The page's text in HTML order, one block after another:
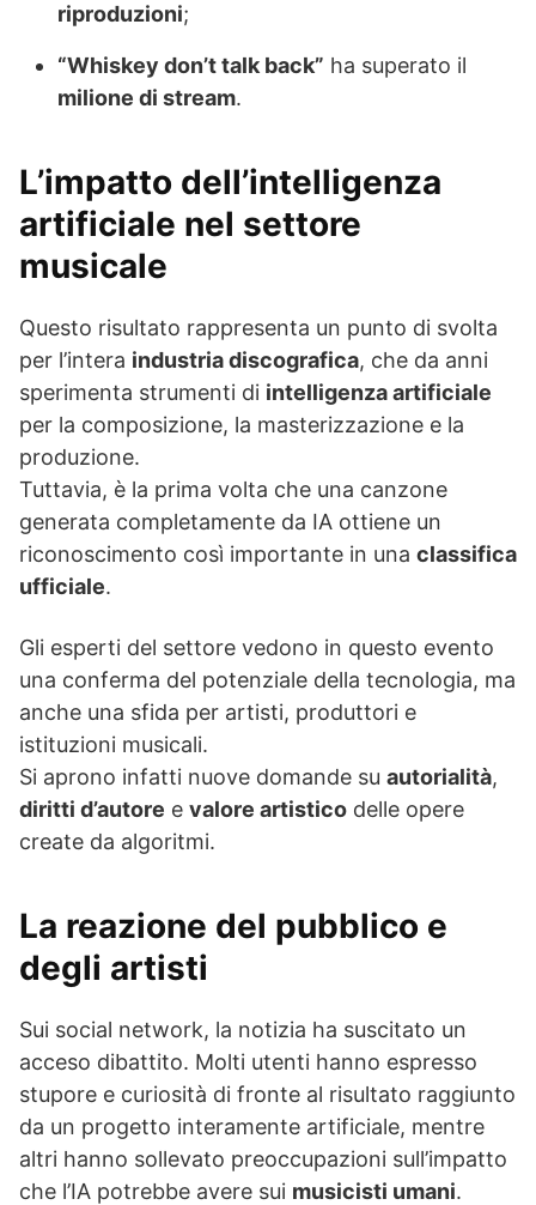
riproduzioni;
“Whiskey don’t talk back” ha superato il
milione di stream.
L’impatto dell’intelligenza
artificiale nel settore
musicale
Questo risultato rappresenta un punto di svolta
per l’intera industria discografica, che da anni
sperimenta strumenti di intelligenza artificiale
per la composizione, la masterizzazione e la
produzione.
Tuttavia, è la prima volta che una canzone
generata completamente da IA ottiene un
riconoscimento così importante in una classifica
ufficiale.
Gli esperti del settore vedono in questo evento
una conferma del potenziale della tecnologia, ma
anche una sfida per artisti, produttori e
istituzioni musicali.
Si aprono infatti nuove domande su autorialità,
diritti d’autore e valore artistico delle opere
create da algoritmi.
La reazione del pubblico e
degli artisti
Sui social network, la notizia ha suscitato un
acceso dibattito. Molti utenti hanno espresso
stupore e curiosità di fronte al risultato raggiunto
da un progetto interamente artificiale, mentre
altri hanno sollevato preoccupazioni sull’impatto
che l’IA potrebbe avere sui musicisti umani.